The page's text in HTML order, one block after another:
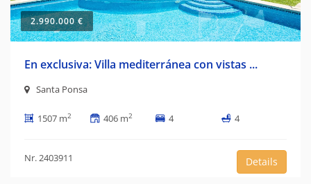
2.990.000 €
En exclusiva: Villa mediterránea con vistas ...
Santa Ponsa
1507 m2 406 m2 4 4
Nr. 2403911 Details